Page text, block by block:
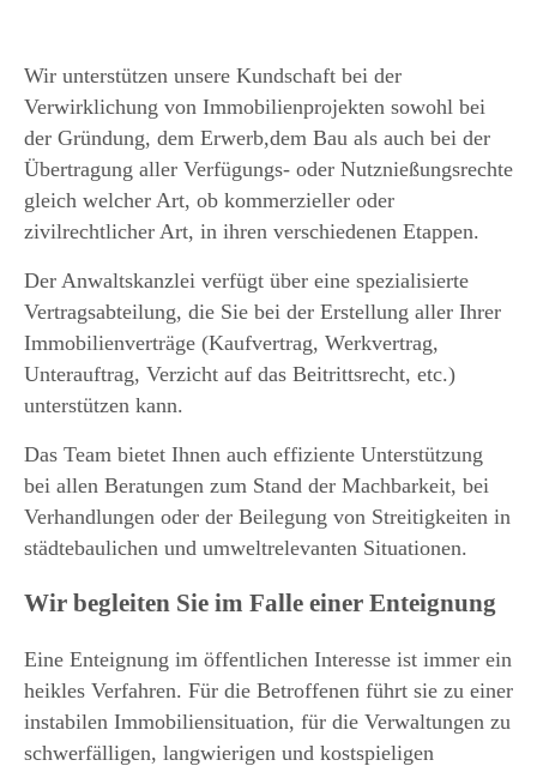
Wir unterstützen unsere Kundschaft bei der
Verwirklichung von Immobilienprojekten sowohl bei
der Gründung, dem Erwerb,dem Bau als auch bei der
Übertragung aller Verfügungs- oder Nutznießungsrechte
gleich welcher Art, ob kommerzieller oder
zivilrechtlicher Art, in ihren verschiedenen Etappen.
Der Anwaltskanzlei verfügt über eine spezialisierte
Vertragsabteilung, die Sie bei der Erstellung aller Ihrer
Immobilienverträge (Kaufvertrag, Werkvertrag,
Unterauftrag, Verzicht auf das Beitrittsrecht, etc.)
unterstützen kann.
Das Team bietet Ihnen auch effiziente Unterstützung
bei allen Beratungen zum Stand der Machbarkeit, bei
Verhandlungen oder der Beilegung von Streitigkeiten in
städtebaulichen und umweltrelevanten Situationen.
Wir begleiten Sie im Falle einer Enteignung
Eine Enteignung im öffentlichen Interesse ist immer ein
heikles Verfahren. Für die Betroffenen führt sie zu einer
instabilen Immobiliensituation, für die Verwaltungen zu
schwerfälligen, langwierigen und kostspieligen